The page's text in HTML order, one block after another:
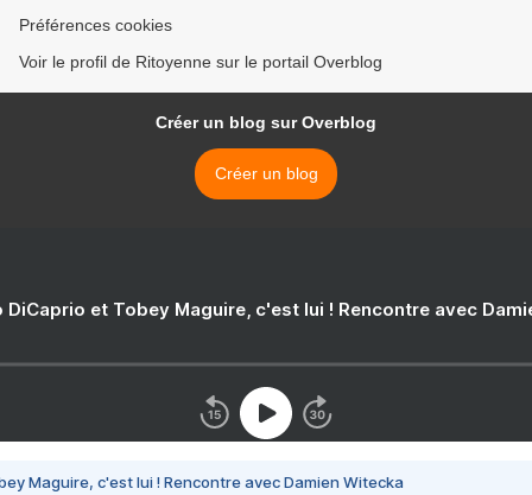
Préférences cookies
Voir le profil de Ritoyenne sur le portail Overblog
Créer un blog sur Overblog
Créer un blog
DiCaprio et Tobey Maguire, c'est lui ! Rencontre avec
Maguire, c'est lui ! Rencontre avec Damien Witecka